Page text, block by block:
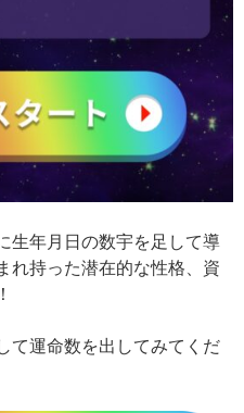
生年月日の数宇を足して導
れ持った潜在的な性格、資
て運命数を出してみてくだ